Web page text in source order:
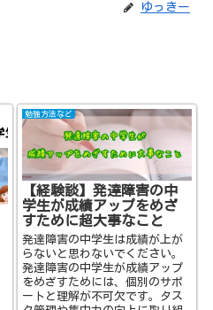
ゆっきー
勉強方法など
【経験談】発達障害の中
学生が成績アップをめざ
すために超大事なこと
発達障害の中学生は成績が上が
らないと思わないでください。
発達障害の中学生が成績アップ
をめざすためには、個別のサポ
ートと理解が不可欠です。タス